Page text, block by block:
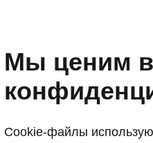
Мы ценим
Cookie-файлы